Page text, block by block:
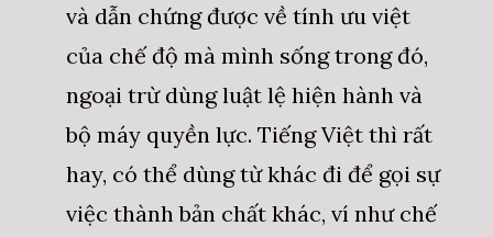
và dẫn chứng được về tính ưu việt
của chế độ mà mình sống trong đó,
ngoại trừ dùng luật lệ hiện hành và
bộ máy quyền lực. Tiếng Việt thì rất
hay, có thể dùng từ khác đi để gọi sự
việc thành bản chất khác, ví như chế